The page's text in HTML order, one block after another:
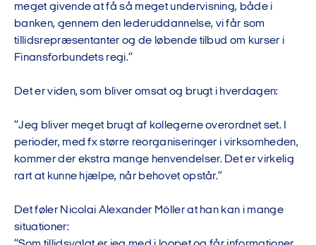
meget givende at få så meget undervisning, både i
banken, gennem den lederuddannelse, vi får som
tillidsrepræsentanter og de løbende tilbud om kurser i
Finansforbundets regi.”
Det er viden, som bliver omsat og brugt i hverdagen:
”Jeg bliver meget brugt af kollegerne overordnet set. I
perioder, med fx større reorganiseringer i virksomheden,
kommer der ekstra mange henvendelser. Det er virkelig
rart at kunne hjælpe, når behovet opstår.”
Det føler Nicolai Alexander Möller at han kan i mange
situationer: